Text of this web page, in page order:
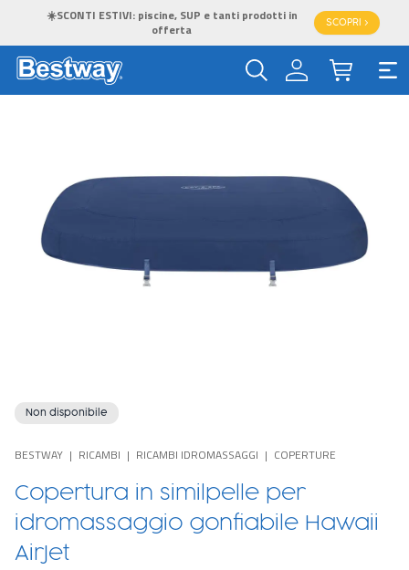
☀️SCONTI ESTIVI: piscine, SUP e tanti prodotti in
offerta
SCOPRI >
Non disponibile
BESTWAY RICAMBI RICAMBI IDROMASSAGGI COPERTURE
Copertura in similpelle per
idromassaggio gonfiabile Hawaii
AirJet